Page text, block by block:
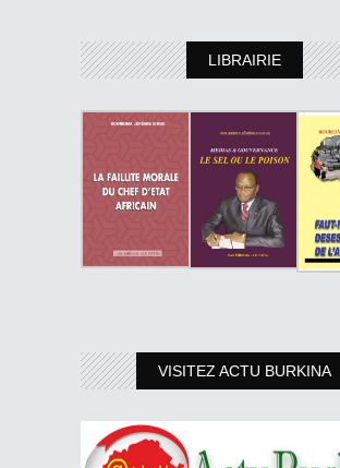
LIBRAIRIE
VISITEZ ACTU BURKINA